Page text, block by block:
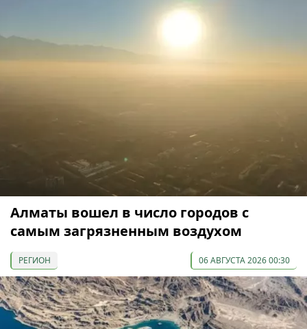
Алматы вошел в число городов с
самым загрязненным воздухом
РЕГИОН 06 АВГУСТА 2026 00:30